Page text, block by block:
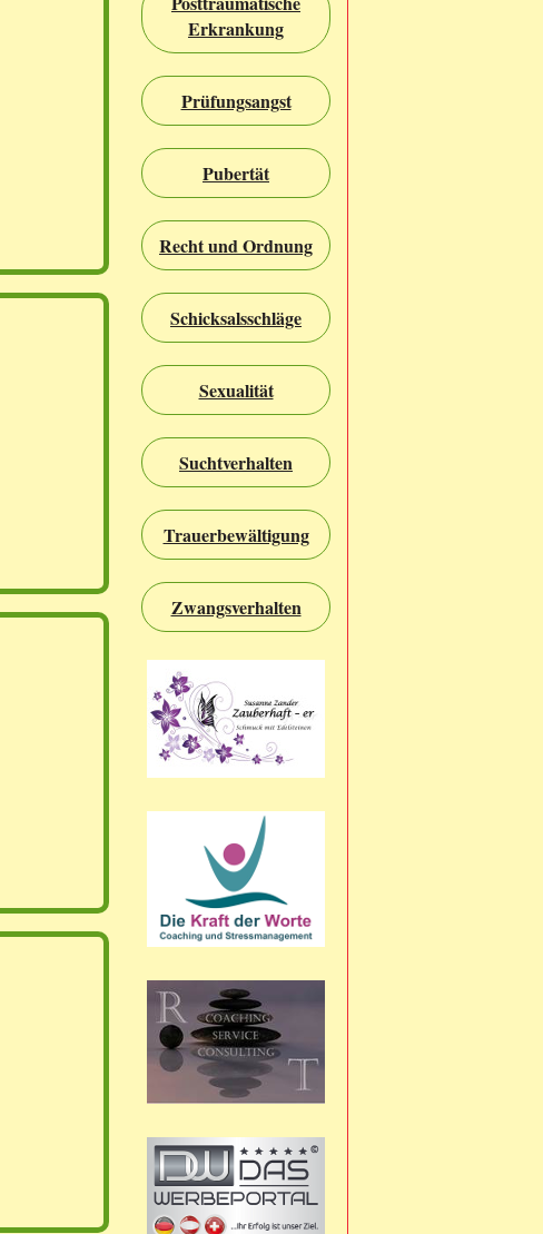
Erkrankung
Prüfungsangst
Pubertät
Recht und Ordnung
Schicksalsschläge
Sexualität
Suchtverhalten
Trauerbewältigung
Zwangsverhalten